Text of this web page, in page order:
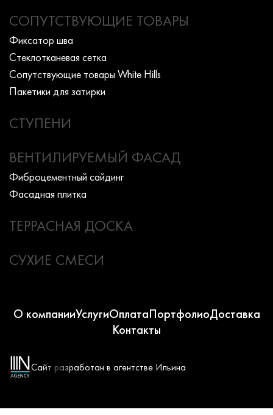
СОПУТСТВУЮЩИЕ ТОВАРЫ
Фиксатор шва
Стеклотканевая сетка
Сопутствующие товары White Hills
Пакетики для затирки
СТУПЕНИ
ВЕНТИЛИРУЕМЫЙ ФАСАД
Фиброцементный сайдинг
Фасадная плитка
ТЕРРАСНАЯ ДОСКА
СУХИЕ СМЕСИ
О компанииУслугиОплатаПортфолиоДоставка
Контакты
Сайт разработан в агентстве Ильина